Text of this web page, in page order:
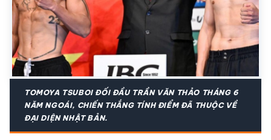
TOMOYA TSUBOI ĐỐI ĐẦU TRẦN VĂN THẢO THÁNG 6
NĂM NGOÁI, CHIẾN THẮNG TÍNH ĐIỂM ĐÃ THUỘC VỀ
ĐẠI DIỆN NHẬT BẢN.